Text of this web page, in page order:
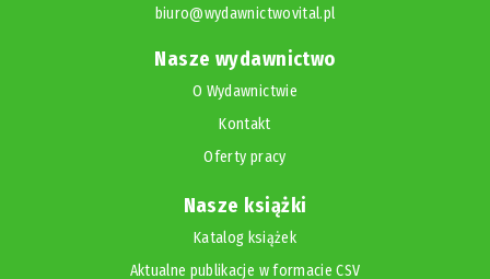
biuro@wydawnictwovital.pl
Nasze wydawnictwo
O Wydawnictwie
Kontakt
Oferty pracy
Nasze książki
Katalog książek
Aktualne publikacje w formacie CSV